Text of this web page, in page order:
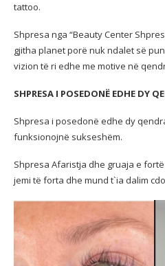
tattoo.
Shpresa nga “Beauty Center
gjitha planet porë nuk ndalet së
vizion të ri edhe me motive në
SHPRESA I POSEDONË EDHE DY
Shpresa i posedonë edhe dy
funksionojnë sukseshëm.
Shpresa Afaristja dhe gruaja e
jemi të forta dhe mund t`ia dalim